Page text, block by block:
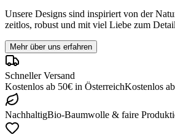
Unsere Designs sind inspiriert von der
zeitlos, robust und mit viel Liebe zum
Mehr über uns erfahren
Schneller Versand
Kostenlos ab 50€ in ÖsterreichKostenlos ab
NachhaltigBio-Baumwolle & faire